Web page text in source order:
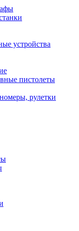
устройства
пистолеты
рулетки